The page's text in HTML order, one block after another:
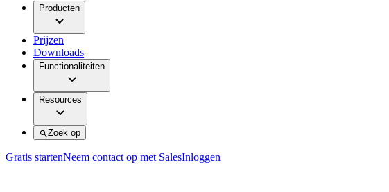
Producten
Prijzen
Downloads
Functionaliteiten
Resources
Zoek op
Gratis startenNeem contact op met SalesInloggen